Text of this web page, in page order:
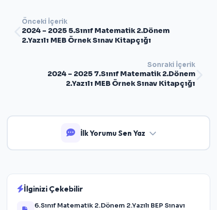
Önceki İçerik
2024 – 2025 5.Sınıf Matematik 2.Dönem
2.Yazılı MEB Örnek Sınav Kitapçığı
Sonraki İçerik
2024 – 2025 7.Sınıf Matematik 2.Dönem
2.Yazılı MEB Örnek Sınav Kitapçığı
İlk Yorumu Sen Yaz
İlginizi Çekebilir
6.Sınıf Matematik 2.Dönem 2.Yazılı BEP Sınavı